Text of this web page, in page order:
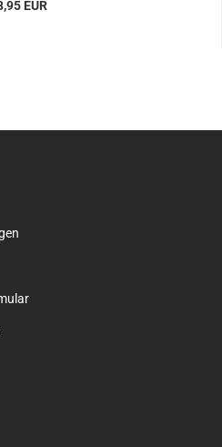
EUR